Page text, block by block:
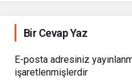
Bir Cevap Yaz
E-posta adresiniz
işaretlenmişlerdir